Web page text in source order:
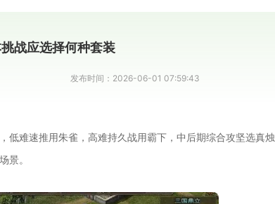
战应选择何种套装
发布时间： 2026-06-01 07:59:43
低难速推用朱雀，高难持久战用霸下，中后期综合攻坚选真烛
景。